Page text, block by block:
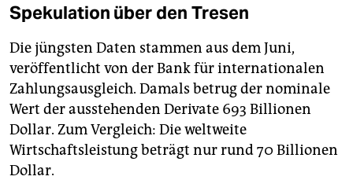
Spekulation über den Tresen
Die jüngsten Daten stammen aus dem Juni,
veröffentlicht von der Bank für internationalen
Zahlungsausgleich. Damals betrug der nominale
Wert der ausstehenden Derivate 693 Billionen
Dollar. Zum Vergleich: Die weltweite
Wirtschaftsleistung beträgt nur rund 70 Billionen
Dollar.